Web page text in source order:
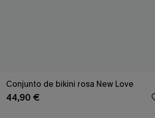
Conjunto de bikini rosa New Love
44,90 €